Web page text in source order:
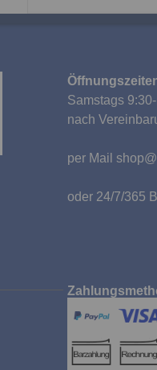
Samstags
nach
per Mail
oder 24/7/365